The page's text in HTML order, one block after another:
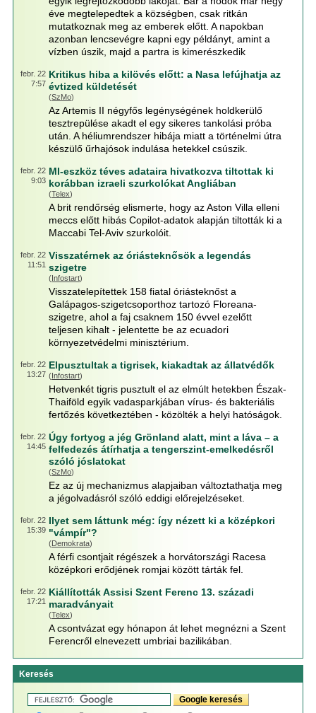
éve megtelepedtek a községben, csak ritkán
mutatkoznak meg az emberek előtt. A napokban
azonban lencsevégre kapni egy példányt, amint a
vízben úszik, majd a partra is kimerészkedik
febr. 22
7:57
Kritikus hiba a kilövés előtt: a Nasa lefújhatja az
évtized küldetését
(SzMo)
Az Artemis II négyfős legénységének holdkerülő
tesztrepülése akadt el egy sikeres tankolási próba
után. A héliumrendszer hibája miatt a történelmi útra
készülő űrhajósok indulása hetekkel csúszik.
febr. 22
9:03
MI-eszköz téves adataira hivatkozva tiltottak ki
korábban izraeli szurkolókat Angliában
(Telex)
A brit rendőrség elismerte, hogy az Aston Villa elleni
meccs előtt hibás Copilot-adatok alapján tiltották ki a
Maccabi Tel-Aviv szurkolóit.
febr. 22
11:51
Visszatérnek az óriásteknősök a legendás
szigetre
(Infostart)
Visszatelepítettek 158 fiatal óriásteknőst a
Galápagos-szigetcsoporthoz tartozó Floreana-
szigetre, ahol a faj csaknem 150 évvel ezelőtt
teljesen kihalt - jelentette be az ecuadori
környezetvédelmi minisztérium.
febr. 22
13:27
Elpusztultak a tigrisek, kiakadtak az állatvédők
(Infostart)
Hetvenkét tigris pusztult el az elmúlt hetekben Észak-
Thaiföld egyik vadasparkjában vírus- és bakteriális
fertőzés következtében - közölték a helyi hatóságok.
febr. 22
14:45
Úgy fortyog a jég Grönland alatt, mint a láva – a
felfedezés átírhatja a tengerszint-emelkedésről
szóló jóslatokat
(SzMo)
Ez az új mechanizmus alapjaiban változtathatja meg
a jégolvadásról szóló eddigi előrejelzéseket.
febr. 22
15:39
Ilyet sem láttunk még: így nézett ki a középkori
"vámpír"?
(Demokrata)
A férfi csontjait régészek a horvátországi Racesa
középkori erődjének romjai között tárták fel.
febr. 22
17:21
Kiállították Assisi Szent Ferenc 13. századi
maradványait
(Telex)
A csontvázat egy hónapon át lehet megnézni a Szent
Ferencről elnevezett umbriai bazilikában.
Keresés